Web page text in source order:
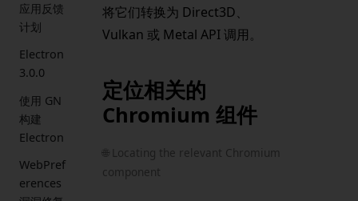
应用反馈
计划
Electron
3.0.0
使用 GN
构建
Electron
WebPref
erences
将它们转换为 Direct3D、
Vulkan 或 Metal API 调用。
定位相关的
Chromium 组件
🌐 Locating the relevant Chromium
component